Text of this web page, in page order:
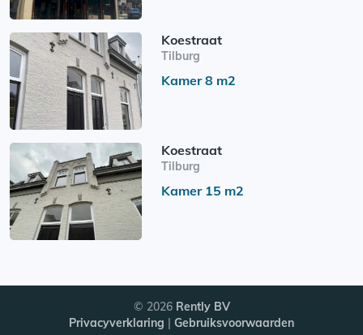
Koestraat
Tilburg
Kamer 8 m2
Koestraat
Tilburg
Kamer 15 m2
© 2026 Rently BV
Privacyverklaring | Gebruiksvoorwaarden